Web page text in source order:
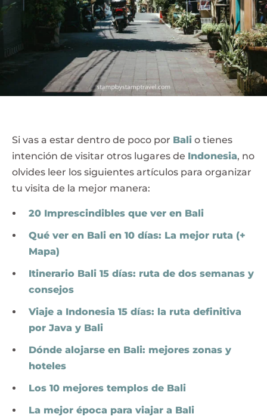
Si vas a estar dentro de poco por Bali o tienes
intención de visitar otros lugares de Indonesia, no
olvides leer los siguientes artículos para organizar
tu visita de la mejor manera:
20 Imprescindibles que ver en Bali
Qué ver en Bali en 10 días: La mejor ruta (+
Mapa)
Itinerario Bali 15 días: ruta de dos semanas y
consejos
Viaje a Indonesia 15 días: la ruta definitiva
por Java y Bali
Dónde alojarse en Bali: mejores zonas y
hoteles
Los 10 mejores templos de Bali
La mejor época para viajar a Bali